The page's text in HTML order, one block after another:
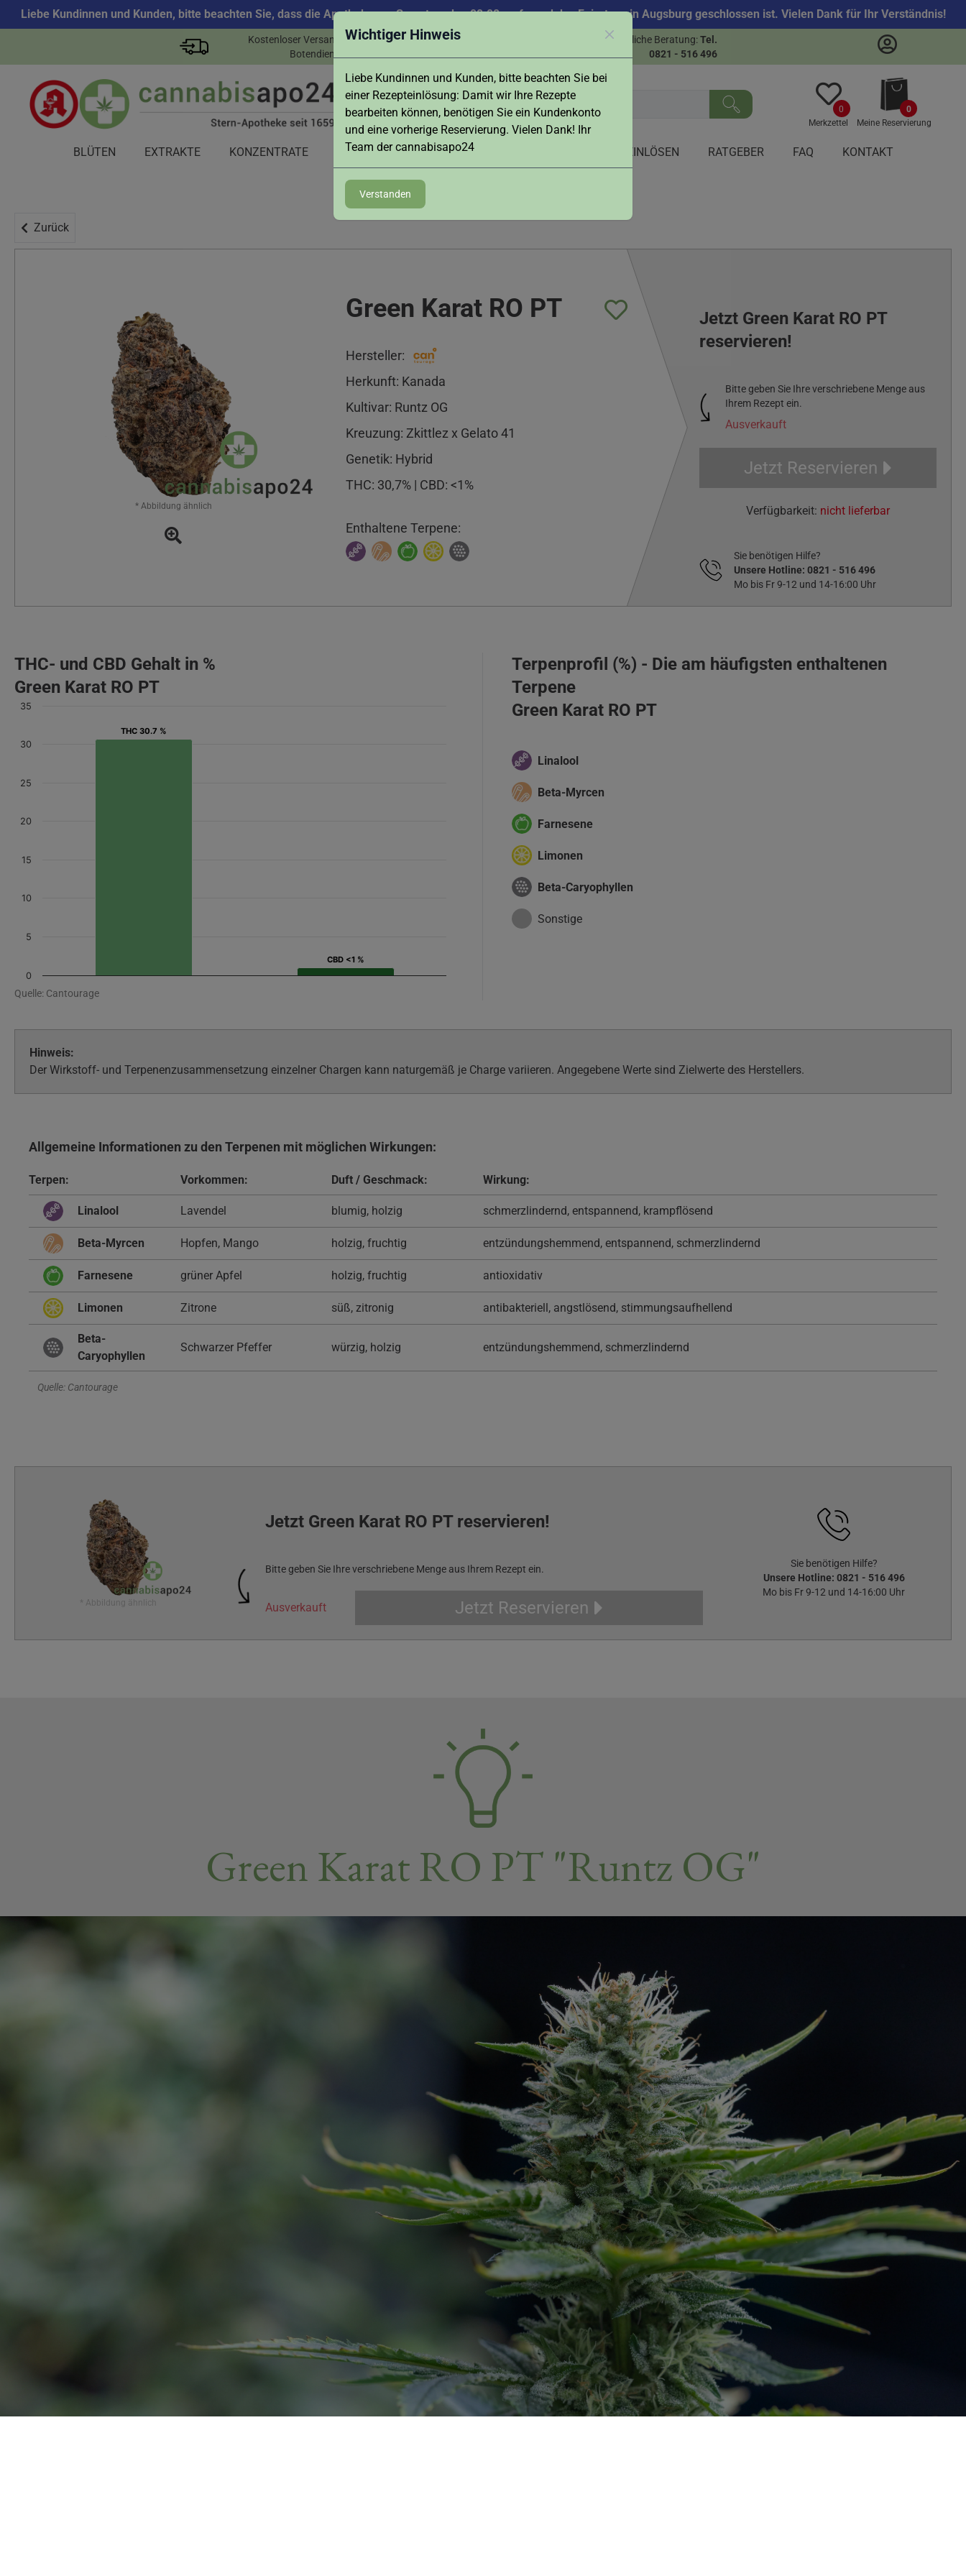
Wichtiger Hinweis Schliessen
Liebe Kundinnen und Kunden, bitte beachten Sie bei
einer Rezepteinlösung: Damit wir Ihre Rezepte
bearbeiten können, benötigen Sie ein Kundenkonto
und eine vorherige Reservierung. Vielen Dank! Ihr
Team der cannabisapo24
Verstanden
Liebe Kundinnen und Kunden, bitte beachten Sie, dass die Apotheke am Samstag, den 08.08. aufgrund des Feiertags in Augsburg geschlossen ist. Vielen Dank für Ihr Verständnis!
Kostenloser Versand & Abholung -
Botendienst in Augsburg
Persönliche Beratung:Tel.
0821 - 516 496
0
Merkzettel
0
Meine Reservierung
BLÜTEN EXTRAKTE KONZENTRATE ZUBEHÖR LIVE-BESTAND REZEPT EINLÖSEN RATGEBER FAQ KONTAKT
Zurück
* Abbildung ähnlich
Green Karat RO PT
Hersteller:
Herkunft: Kanada
Kultivar: Runtz OG
Kreuzung: Zkittlez x Gelato 41
Genetik: Hybrid
THC: 30,7% | CBD: <1%
Enthaltene Terpene:
Jetzt Green Karat RO PT
reservieren!
Bitte geben Sie Ihre verschriebene Menge aus
Ihrem Rezept ein.
Ausverkauft
Jetzt Reservieren
Verfügbarkeit: nicht lieferbar
Sie benötigen Hilfe?
Unsere Hotline: 0821 - 516 496
Mo bis Fr 9-12 und 14-16:00 Uhr
THC- und CBD Gehalt in %
Green Karat RO PT
THC 30.7 %
THC 30.7 %
CBD <1 %
CBD <1 %
0
5
10
15
20
25
30
35
Quelle: Cantourage
Terpenprofil (%) - Die am häufigsten enthaltenen
Terpene
Green Karat RO PT
Linalool
Beta-Myrcen
Farnesene
Limonen
Beta-Caryophyllen
Sonstige
Hinweis:
Der Wirkstoff- und Terpenenzusammensetzung einzelner Chargen kann naturgemäß je Charge variieren. Angegebene Werte sind Zielwerte des Herstellers.
Allgemeine Informationen zu den Terpenen mit möglichen Wirkungen:
Terpen: Vorkommen: Duft / Geschmack: Wirkung:
Linalool Lavendel blumig, holzig schmerzlindernd, entspannend, krampflösend
Beta-Myrcen Hopfen, Mango holzig, fruchtig entzündungshemmend, entspannend, schmerzlindernd
Farnesene grüner Apfel holzig, fruchtig antioxidativ
Limonen Zitrone süß, zitronig antibakteriell, angstlösend, stimmungsaufhellend
Beta-
Caryophyllen
Schwarzer Pfeffer würzig, holzig entzündungshemmend, schmerzlindernd
Quelle: Cantourage
* Abbildung ähnlich
Jetzt Green Karat RO PT reservieren!
Bitte geben Sie Ihre verschriebene Menge aus Ihrem Rezept ein.
Ausverkauft Jetzt Reservieren
Sie benötigen Hilfe?
Unsere Hotline: 0821 - 516 496
Mo bis Fr 9-12 und 14-16:00 Uhr
Green Karat RO PT "Runtz OG"